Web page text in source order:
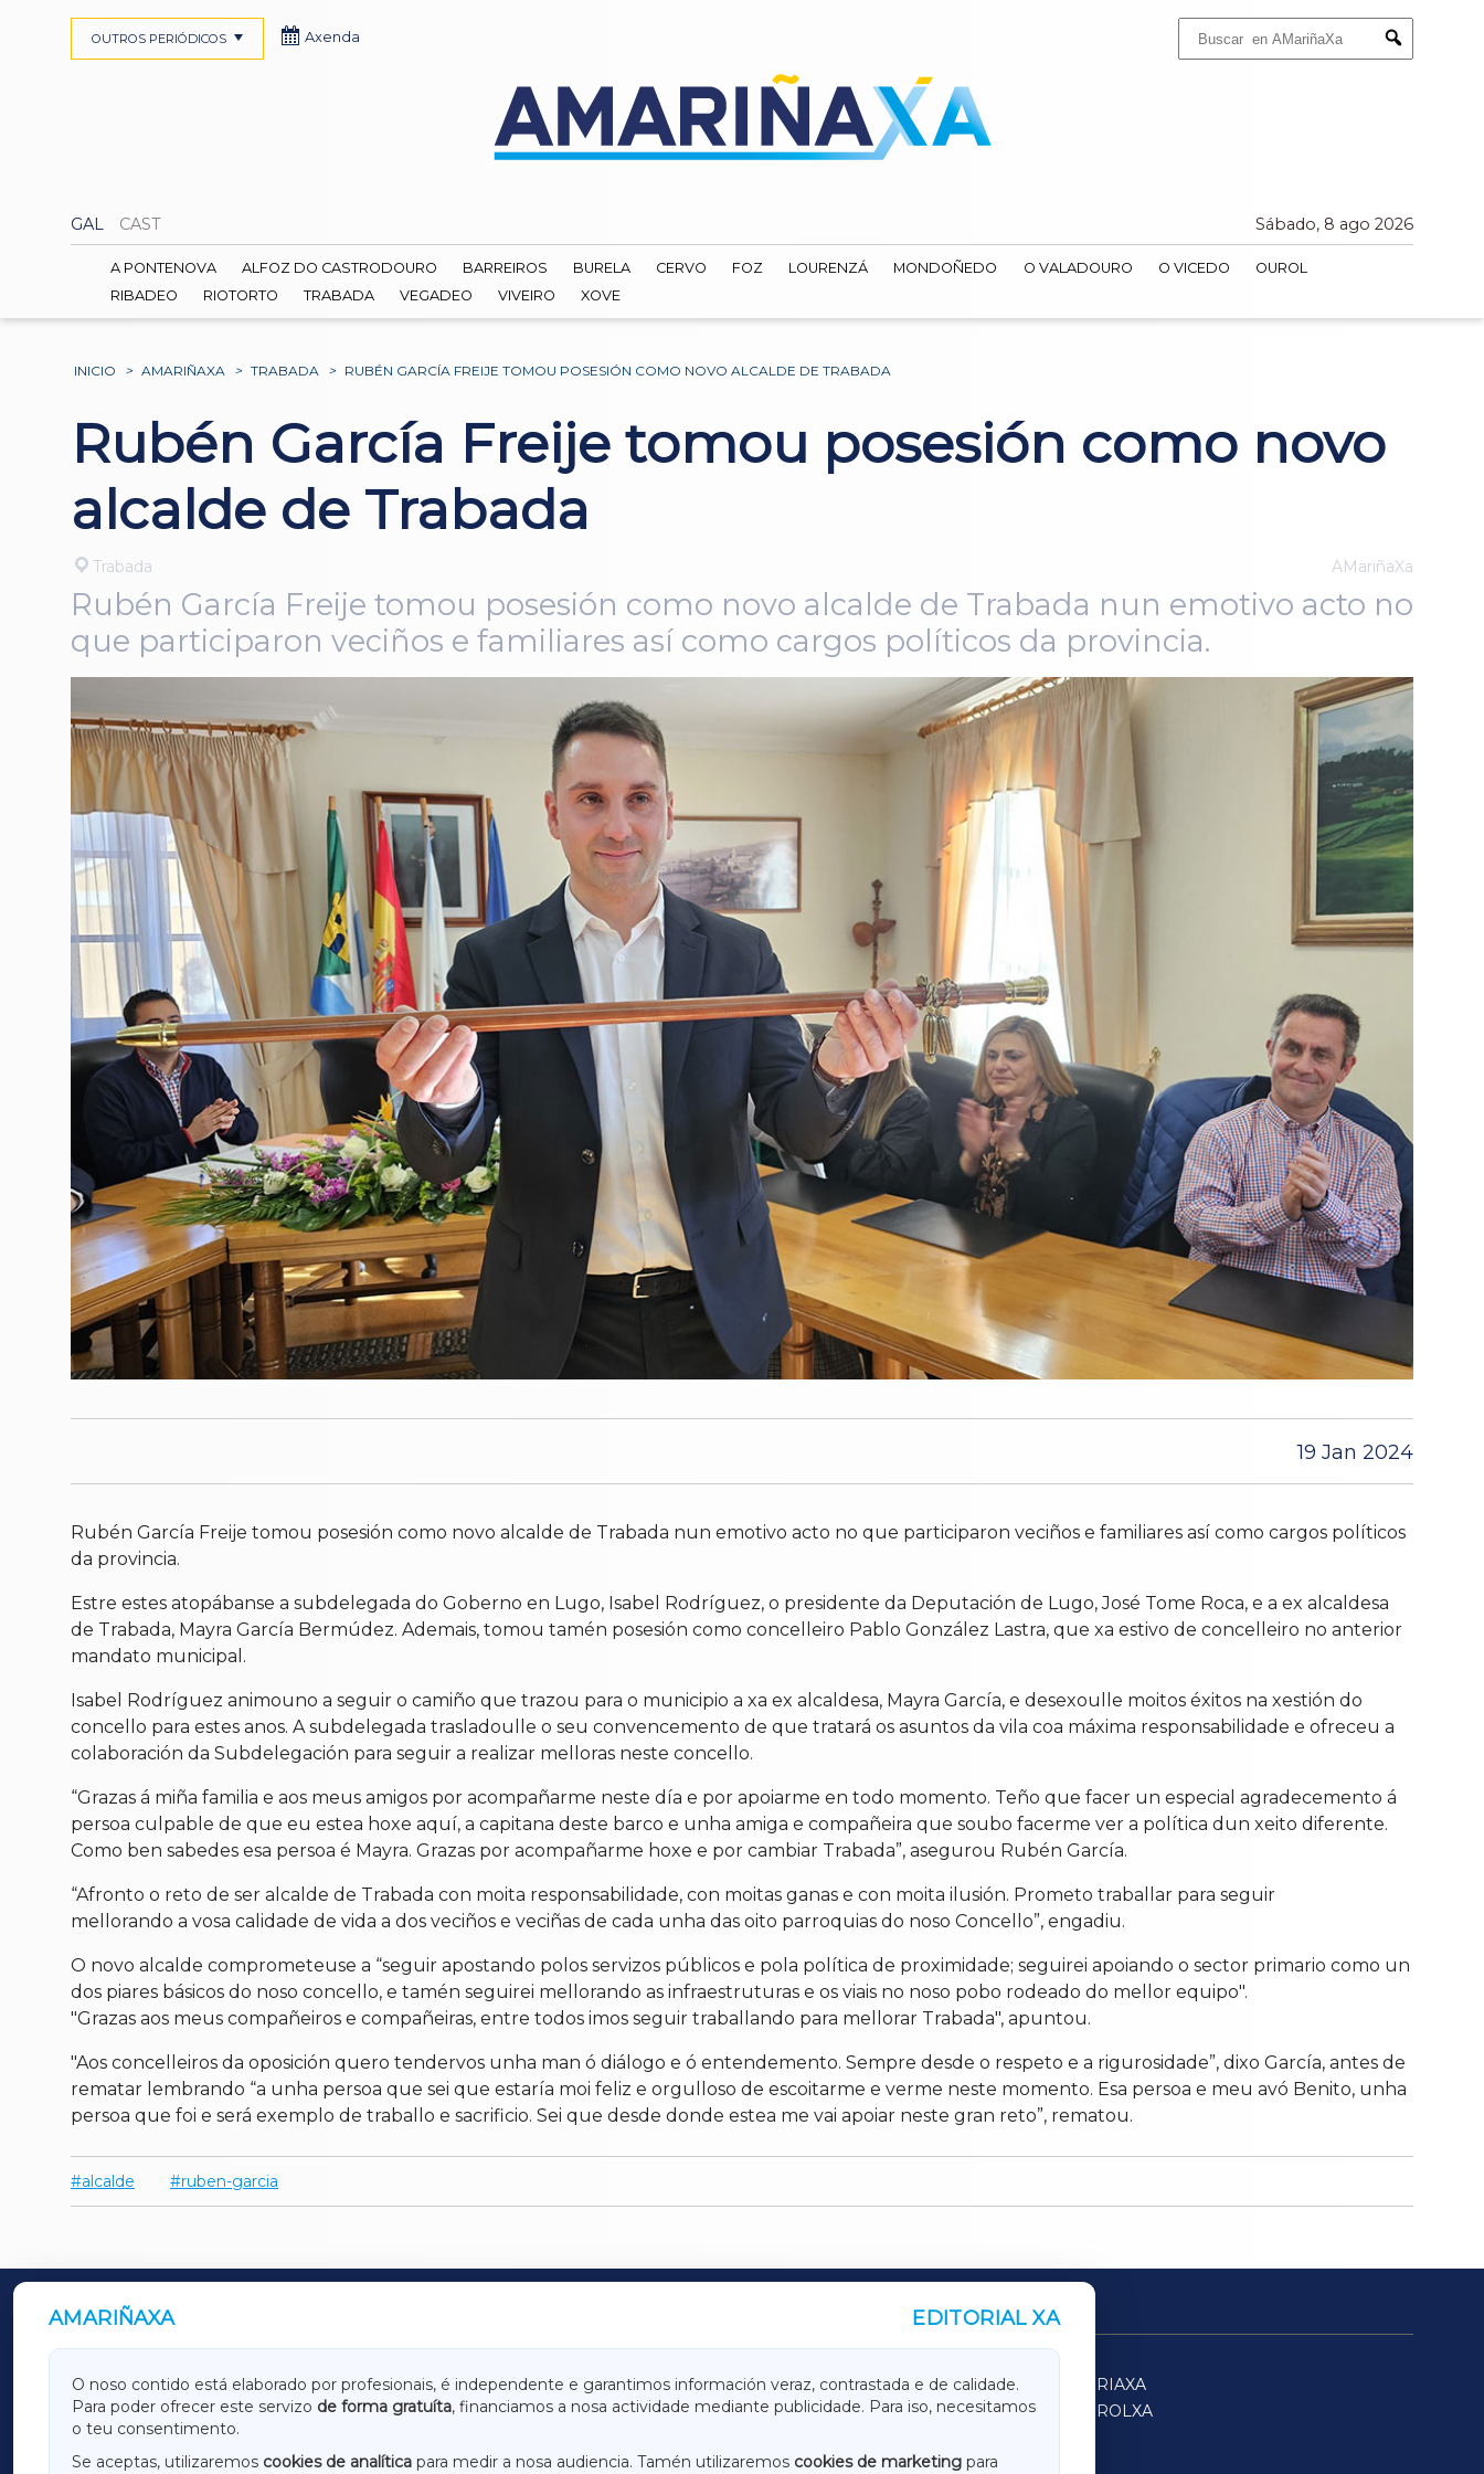
Submit
GAL CAST Sábado, 8 ago 2026
OUTROS PERIÓDICOS Axenda
A PONTENOVA ALFOZ DO CASTRODOURO BARREIROS BURELA CERVO FOZ LOURENZÁ MONDOÑEDO O VALADOURO O VICEDO
OUROL
RIBADEO
RIOTORTO TRABADA VEGADEO VIVEIRO XOVE
INICIO > AMARIÑAXA > TRABADA > RUBÉN GARCÍA FREIJE TOMOU POSESIÓN COMO NOVO ALCALDE DE TRABADA
Rubén García Freije tomou posesión como novo
alcalde de Trabada
Trabada AMariñaXa
Rubén García Freije tomou posesión como novo alcalde de Trabada nun emotivo acto no
que participaron veciños e familiares así como cargos políticos da provincia.
19 Jan 2024
Rubén García Freije tomou posesión como novo alcalde de Trabada nun emotivo acto no que participaron veciños e familiares así como cargos políticos
da provincia.
Estre estes atopábanse a subdelegada do Goberno en Lugo, Isabel Rodríguez, o presidente da Deputación de Lugo, José Tome Roca, e a ex alcaldesa
de Trabada, Mayra García Bermúdez. Ademais, tomou tamén posesión como concelleiro Pablo González Lastra, que xa estivo de concelleiro no anterior
mandato municipal.
Isabel Rodríguez animouno a seguir o camiño que trazou para o municipio a xa ex alcaldesa, Mayra García, e desexoulle moitos éxitos na xestión do
concello para estes anos. A subdelegada trasladoulle o seu convencemento de que tratará os asuntos da vila coa máxima responsabilidade e ofreceu a
colaboración da Subdelegación para seguir a realizar melloras neste concello.
“Grazas á miña familia e aos meus amigos por acompañarme neste día e por apoiarme en todo momento. Teño que facer un especial agradecemento á
persoa culpable de que eu estea hoxe aquí, a capitana deste barco e unha amiga e compañeira que soubo facerme ver a política dun xeito diferente.
Como ben sabedes esa persoa é Mayra. Grazas por acompañarme hoxe e por cambiar Trabada”, asegurou Rubén García.
“Afronto o reto de ser alcalde de Trabada con moita responsabilidade, con moitas ganas e con moita ilusión. Prometo traballar para seguir
mellorando a vosa calidade de vida a dos veciños e veciñas de cada unha das oito parroquias do noso Concello”, engadiu.
O novo alcalde comprometeuse a “seguir apostando polos servizos públicos e pola política de proximidade; seguirei apoiando o sector primario como un
dos piares básicos do noso concello, e tamén seguirei mellorando as infraestruturas e os viais no noso pobo rodeado do mellor equipo".
"Grazas aos meus compañeiros e compañeiras, entre todos imos seguir traballando para mellorar Trabada", apuntou.
"Aos concelleiros da oposición quero tendervos unha man ó diálogo e ó entendemento. Sempre desde o respeto e a rigurosidade”, dixo García, antes de
rematar lembrando “a unha persoa que sei que estaría moi feliz e orgulloso de escoitarme e verme neste momento. Esa persoa e meu avó Benito, unha
persoa que foi e será exemplo de traballo e sacrificio. Sei que desde donde estea me vai apoiar neste gran reto”, rematou.
alcalde ruben-garcia
AMARIÑAXA EDITORIAL XA
O noso contido está elaborado por profesionais, é independente e garantimos información veraz, contrastada e de calidade.
Para poder ofrecer este servizo de forma gratuíta, financiamos a nosa actividade mediante publicidade. Para iso, necesitamos
o teu consentimento.
Se aceptas, utilizaremos cookies de analítica para medir a nosa audiencia. Tamén utilizaremos cookies de marketing para
OUTROS PERIÓDICOS
GALICIAXA LUGOXA TERRACHAXA
SARRIAXA
AMARIÑAXA
RIBEIRASACRAXA ACORUÑAXA
FERROLXA
OURENSEXA